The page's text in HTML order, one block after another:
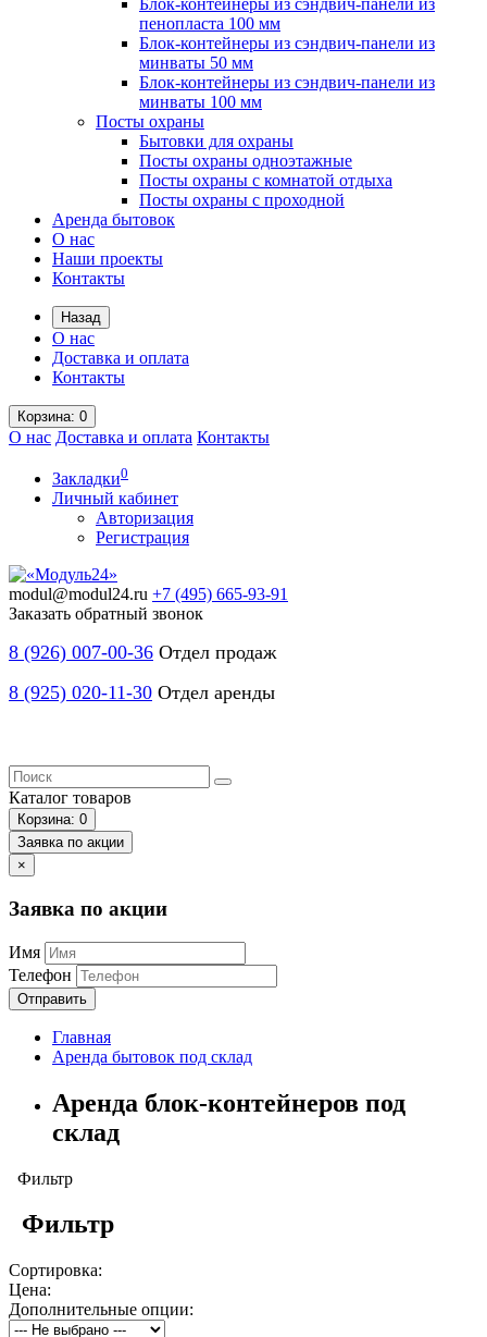
Блок-контейнеры из сэндвич-панели из
пенопласта 100 мм
Блок-контейнеры из сэндвич-панели из
минваты 50 мм
Блок-контейнеры из сэндвич-панели из
минваты 100 мм
Посты охраны
Бытовки для охраны
Посты охраны одноэтажные
Посты охраны с комнатой отдыха
Посты охраны с проходной
Аренда бытовок
О нас
Наши проекты
Контакты
Назад
О нас
Доставка и оплата
Контакты
Корзина: 0
О нас Доставка и оплата Контакты
Закладки0
Личный кабинет
Авторизация
Регистрация
modul@modul24.ru +7 (495) 665-93-91
Заказать обратный звонок
8 (926) 007-00-36 Отдел продаж
8 (925) 020-11-30 Отдел аренды
Каталог товаров
Корзина: 0
Заявка по акции
×
Заявка по акции
Имя
Телефон
Отправить
Главная
Аренда бытовок под склад
Аренда блок-контейнеров под
склад
Фильтр
Фильтр
Сортировка:
Цена:
Дополнительные опции: